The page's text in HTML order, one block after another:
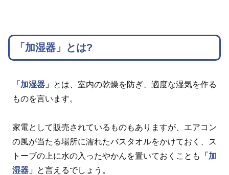
「加湿器」とは?
「加湿器」
とは、室内の乾燥を防ぎ、適度な湿気を作る
ものを言います。
家電として販売されているものもありますが、エアコン
の風が当たる場所に濡れたバスタオルをかけておく、ス
トーブの上に水の入ったやかんを置いておくことも
「加
湿器」
と言えるでしょう。